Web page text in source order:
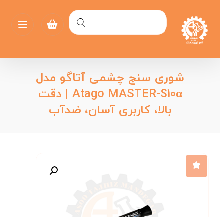
شوری سنج چشمی آتاگو مدل
Atago MASTER-S۱۰α | دقت
بالا، کاربری آسان، ضدآب